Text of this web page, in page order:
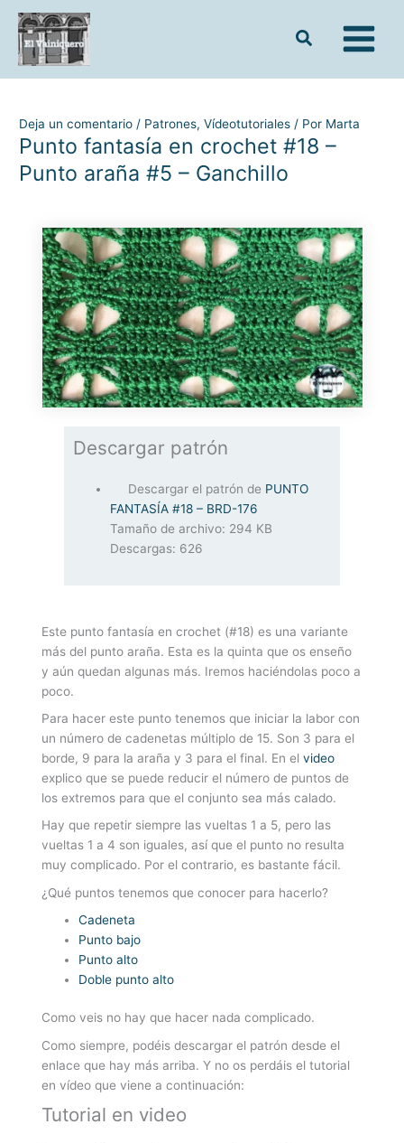
contenido
Deja un comentario / Patrones,Vídeotutoriales / Por Marta
Punto fantasía en crochet #18 –
Punto araña #5 – Ganchillo
Descargar patrón
Descargar el patrón de PUNTO
FANTASÍA #18 – BRD-176
Tamaño de archivo: 294 KB
Descargas: 626
Este punto fantasía en crochet (#18) es una variante
más del punto araña. Esta es la quinta que os enseño
y aún quedan algunas más. Iremos haciéndolas poco a
poco.
Para hacer este punto tenemos que iniciar la labor con
un número de cadenetas múltiplo de 15. Son 3 para el
borde, 9 para la araña y 3 para el final. En elvideo
explico que se puede reducir el número de puntos de
los extremos para que el conjunto sea más calado.
Hay que repetir siempre las vueltas 1 a 5, pero las
vueltas 1 a 4 son iguales, así que el punto no resulta
muy complicado. Por el contrario, es bastante fácil.
¿Qué puntos tenemos que conocer para hacerlo?
Cadeneta
Punto bajo
Punto alto
Doble punto alto
Como veis no hay que hacer nada complicado.
Como siempre, podéis descargar el patrón desde el
enlace que hay más arriba. Y no os perdáis el tutorial
en vídeo que viene a continuación:
Tutorial en video